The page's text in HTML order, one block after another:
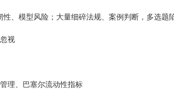
、模型风险；大量细碎法规、案例判断，多选题
视
理、巴塞尔流动性指标